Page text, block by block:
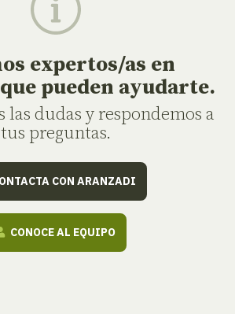
expertos/as en
pueden ayudarte.
las dudas y respondemos a
tus preguntas.
CON ARANZADI
CONOCE AL EQUIPO